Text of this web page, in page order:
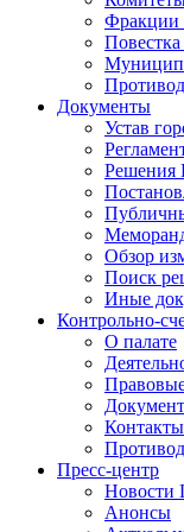
Фракции
Документы
Устав
Решения
Обзор
Поиск
Иные
Контрольно-
О палате
Контакты
Пресс-центр
Новости
Анонсы